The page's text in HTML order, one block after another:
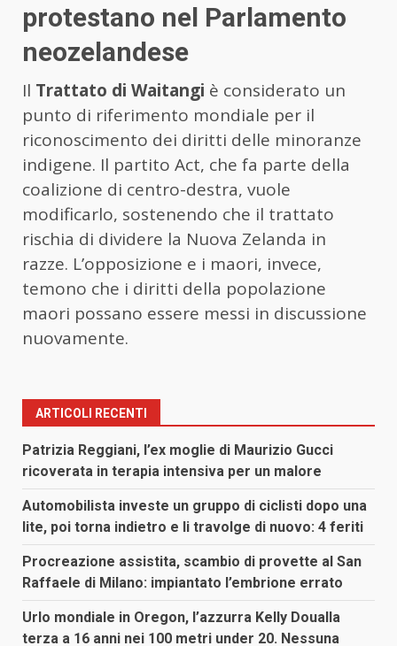
protestano nel Parlamento
neozelandese
Il Trattato di Waitangi è considerato un
punto di riferimento mondiale per il
riconoscimento dei diritti delle minoranze
indigene. Il partito Act, che fa parte della
coalizione di centro-destra, vuole
modificarlo, sostenendo che il trattato
rischia di dividere la Nuova Zelanda in
razze. L’opposizione e i maori, invece,
temono che i diritti della popolazione
maori possano essere messi in discussione
nuovamente.
ARTICOLI RECENTI
Patrizia Reggiani, l’ex moglie di Maurizio Gucci
ricoverata in terapia intensiva per un malore
Automobilista investe un gruppo di ciclisti dopo una
lite, poi torna indietro e li travolge di nuovo: 4 feriti
Procreazione assistita, scambio di provette al San
Raffaele di Milano: impiantato l’embrione errato
Urlo mondiale in Oregon, l’azzurra Kelly Doualla
terza a 16 anni nei 100 metri under 20. Nessuna